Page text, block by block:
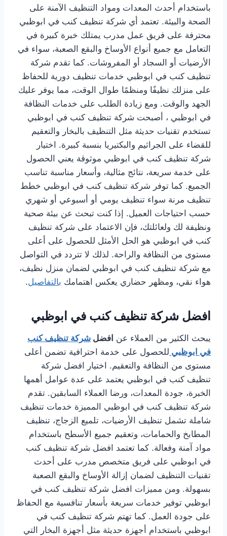
باستخدام أحدث المعدات ومواد التنظيف الآمنة على
الصحة والبيئة. تعتمد أي شركة تنظيف كنب في ابوظبي
محترفة على فريق عمل مدرب يمتلك خبرة كبيرة في
التعامل مع جميع أنواع الأوساخ والبقع الصعبة، سواء في
الأرضيات أو السجاد أو المفروشات. كما تقدم شركة
تنظيف كنب في ابوظبي خدمات تنظيف دورية للحفاظ
على منزلك نظيفًا ومنظمًا طوال الوقت، مما يوفر عليك
الجهد والوقت. ومع زيادة الطلب على خدمات النظافة
في ابوظبي ، أصبحت شركة تنظيف كنب في ابوظبي
تستخدم تقنيات حديثة مثل التنظيف بالبخار والتعقيم
للقضاء على الجراثيم والبكتيريا بنسبة كبيرة. اختيار
شركة تنظيف كنب في ابوظبي موثوقة يعني الحصول
على خدمة سريعة، نتائج مثالية، وأسعار مناسبة تناسب
الجميع. كما توفر شركة تنظيف كنب في ابوظبي خطط
تنظيف مرنة سواء تنظيف يومي أو أسبوعي أو شهري
حسب احتياجات العميل. إذا كنت تبحث عن بيئة صحية
ونظيفة لك ولعائلتك، فإن الاعتماد على شركة تنظيف
كنب في ابوظبي هو الحل الأمثل للحصول على أعلى
مستوى من النظافة والراحة. لذلك لا تتردد في التواصل
مع شركة تنظيف كنب في ابوظبي لضمان منزل نظيف،
هواء نقي، ومظهر حضاري يعكس اهتمامك بالتفاصيل.
افضل شركة تنظيف كنب في ابوظبي
يبحث الكثير من العملاء عن افضل شركة تنظيف كنب
في ابوظبي للحصول على خدمة احترافية تضمن أعلى
مستوى من النظافة والتعقيم. اختيار افضل شركة
تنظيف كنب في ابوظبي يعتمد على عدة عوامل أهمها
الخبرة، جودة المعدات، ورضا العملاء السابقين. تقدم
شركة تنظيف كنب في ابوظبي المميزة خدمات تنظيف
شاملة تشمل تنظيف الأرضيات، تلميع الزجاج، تنظيف
المطابخ والحمامات، وتعقيم جميع الأسطح باستخدام
مواد آمنة وفعالة. كما تعتمد افضل شركة تنظيف كنب
في ابوظبي على فريق متخصص مدرب على أحدث
تقنيات التنظيف لضمان إزالة الأوساخ والبقع الصعبة
بسهولة. ومن مميزات افضل شركة تنظيف كنب في
ابوظبي توفير خدمات سريعة بأسعار تنافسية مع الحفاظ
على جودة العمل. كما تهتم شركة تنظيف كنب في
ابوظبي باستخدام أجهزة حديثة مثل أجهزة البخار التي